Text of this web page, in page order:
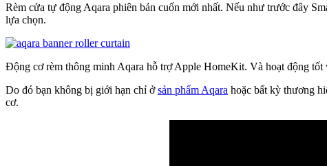
Rèm cửa tự động Aqara phiên bản cuốn mới nhất. Nếu như trước đây
lựa chọn.
Động cơ rèm thông minh Aqara hỗ trợ Apple HomeKit. Và hoạt động
Do đó bạn không bị giới hạn chỉ ởsản phẩm Aqara hoặc bất kỳ thương
cơ.